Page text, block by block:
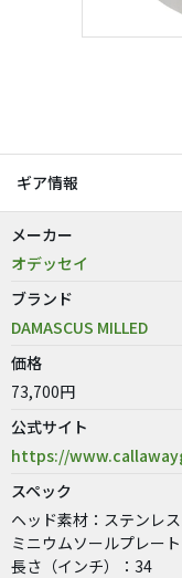
ギア情報
メーカー
オデッセイ
ブランド
DAMASCUS MILLED
価格
73,700円
公式サイト
https://
スペック
ヘッド素材：ステンレ
ミニウムソールプレート
長さ（インチ）：34